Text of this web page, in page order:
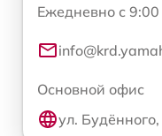
Ежедневно с
Основной офис
ул.